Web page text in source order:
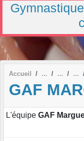
Accueil
GAF
L'équipe GAF